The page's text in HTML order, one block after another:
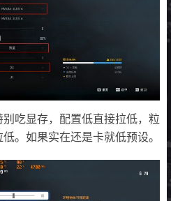
吃显存，配置低直接拉低，粒
。如果实在还是卡就低预设。